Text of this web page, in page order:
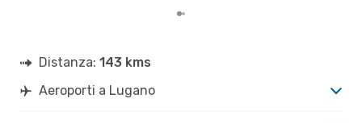
Distanza: 143 kms
Aeroporti a Lugano